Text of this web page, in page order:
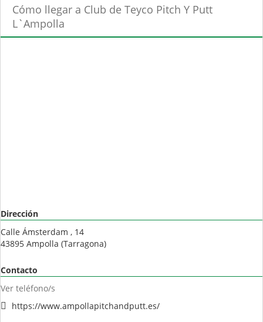
Cómo llegar a Club de Teyco Pitch Y Putt
L`Ampolla
Dirección
Calle Ámsterdam , 14
43895 Ampolla (Tarragona)
Contacto
Ver teléfono/s
https://www.ampollapitchandputt.es/